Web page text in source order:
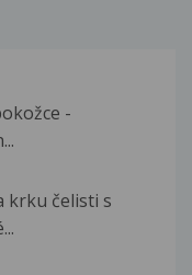
-
krku čelisti s